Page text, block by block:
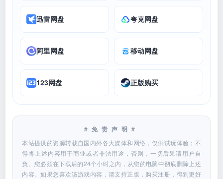
迅雷网盘 夸克网盘
阿里网盘 移动网盘
123网盘 正版购买
#免责声明#
本站提供的资源转载自国内外各大媒体和网络，仅供试玩体验；不
得将上述内容用于商业或者非法用途，否则，一切后果请用户自
负。您必须在下载后的24个小时之内，从您的电脑中彻底删除上述
内容。如果您喜欢该游戏内容，请支持正版，购买注册，得到更好